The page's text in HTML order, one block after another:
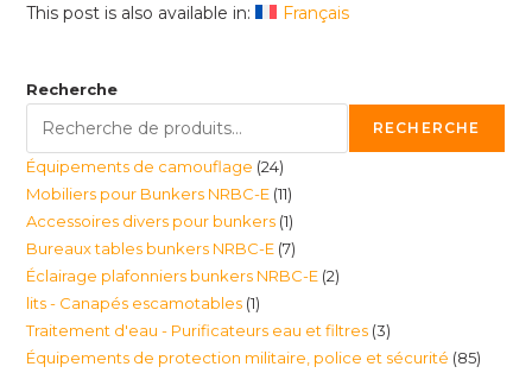
This post is also available in: Français
Recherche
RECHERCHE
Équipements de camouflage 2424
produits
Mobiliers pour Bunkers NRBC-E 1111
produits
Accessoires divers pour bunkers 11
produit
Bureaux tables bunkers NRBC-E 77
produits
Éclairage plafonniers bunkers NRBC-E 22
lits - Canapés escamotables 11
produit
Traitement d'eau - Purificateurs eau et filtres 33
produits
Équipements de protection militaire, police et sécurité 8585